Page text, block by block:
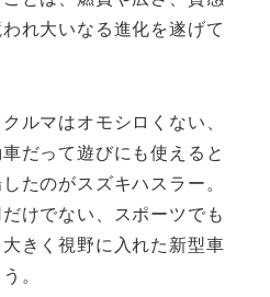
れ大いなる進化を遂げて
ルマはオモシロくない、
だって遊びにも使えると
たのがスズキハスラー。
けでない、スポーツでも
きく視野に入れた新型車
。